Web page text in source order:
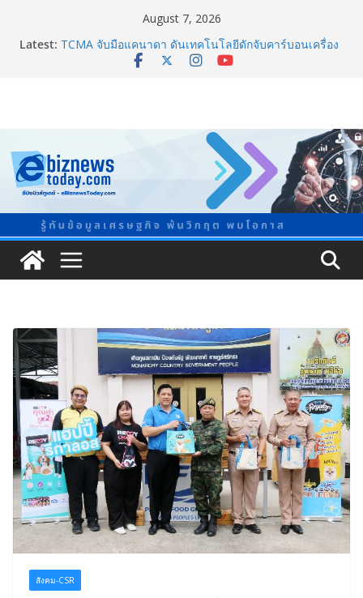
August 7, 2026
Latest: Guangzhou Yinghao School เผยวิสัยทัศน์การศึกษาที่
พร้อมรับอนาคต
ภาครัฐ-เอกชนจับมือสัมมนาใหญ่ ยกระดับอุตสาหกรรมเซ
รามิกไทยสู่สากล พร้อมชวนผู้ประกอบไทยร่วมงาน
“Ceramics Vietnam & Stone Vietnam 2026”
อลิอันซ์ อยุธยา ส่งเสริมคนไทยเตรียมพร้อมรับมือวิกฤต
เปิดพื้นที่ “Level Up the Care by Allianz Ayudhya
นิทรรศการยกระดับ…ความเป็นห่วง” ในงาน Hug
HeartYai
สังคม-CSR